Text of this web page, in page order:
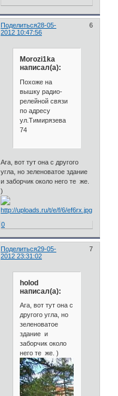
Поделиться 6
28-05-
2012 10:47:56
Morozi1ka
написал(а):
Похоже на
вышку радио-
релейной связи
по адресу
ул.Тимирязева
74
Ага, вот тут она с другого
угла, но зеленоватое здание
и заборчик около него те же.
)
0
Поделиться 7
29-05-
2012 23:31:02
holod
написал(а):
Ага, вот тут она с
другого угла, но
зеленоватое
здание и
заборчик около
него те же. )